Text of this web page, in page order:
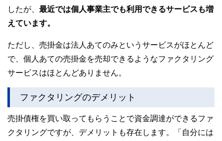
したが、 最近では個人事業主でも利用できるサービスも増
えています。
ただし、売掛金は法人あてのみというサービスがほとんど
で、個人あての売掛金を売却できるようなファクタリング
サービスはほとんどありません。
ファクタリングのデメリット
売掛債権を買い取ってもらうことで資金調達ができるファ
クタリングですが、デメリットも存在します。「自分には